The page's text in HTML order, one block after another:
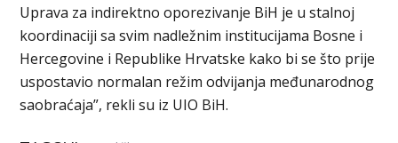
Uprava za indirektno oporezivanje BiH je u stalnoj
koordinaciji sa svim nadležnim institucijama Bosne i
Hercegovine i Republike Hrvatske kako bi se što prije
uspostavio normalan režim odvijanja međunarodnog
saobraćaja”, rekli su iz UIO BiH.